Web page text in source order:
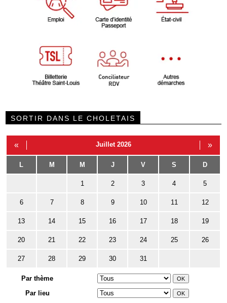
SORTIR DANS LE CHOLETAIS
« Juillet 2026 »
L M M J V S D
1 2 3 4 5
6 7 8 9 10 11 12
13 14 15 16 17 18 19
20 21 22 23 24 25 26
27 28 29 30 31
Par thème
Par lieu